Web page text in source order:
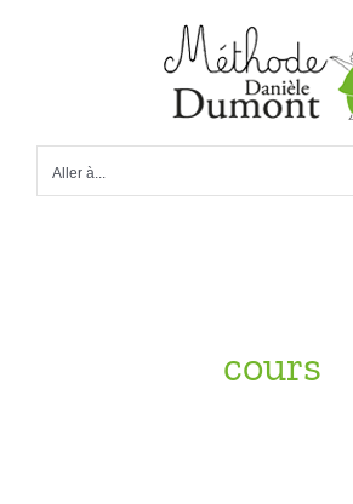
Aller à...
cours